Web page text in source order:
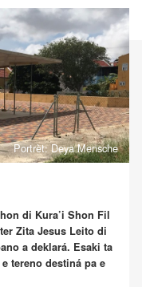
Portrèt: Deya Mensche
di Kura’i Shon Fil
Zita Jesus Leito di
a deklará. Esaki ta
tereno destiná pa e